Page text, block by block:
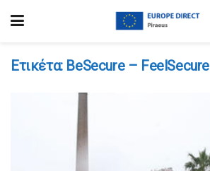
Ετικέτα: BeSecure – FeelSecure